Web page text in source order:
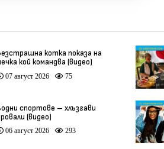
котка показа на
кой командва (видео)
07 август 2026 75
спортове – хлъзгави
(видео)
06 август 2026 293